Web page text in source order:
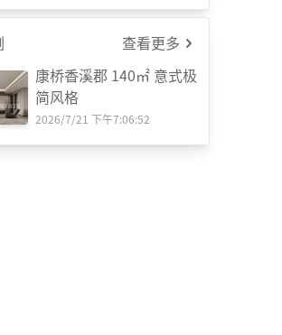
查看更多
康桥香溪郡 140㎡ 意式极
简风格
2026/7/21 下午7:06:52